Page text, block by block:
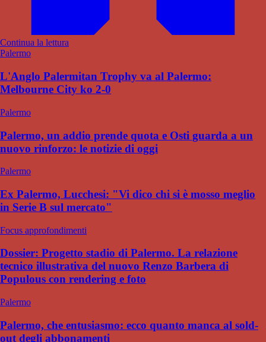
Continua la lettura
Palermo
L'Anglo Palermitan Trophy va al Palermo:
Melbourne City ko 2-0
Palermo
Palermo, un addio prende quota e Osti guarda a un
nuovo rinforzo: le notizie di oggi
Palermo
Ex Palermo, Lucchesi: "Vi dico chi si è mosso meglio
in Serie B sul mercato"
Focus approfondimenti
Dossier: Progetto stadio di Palermo. La relazione
tecnico illustrativa del nuovo Renzo Barbera di
Populous con rendering e foto
Palermo
Palermo, che entusiasmo: ecco quanto manca al sold-
out degli abbonamenti